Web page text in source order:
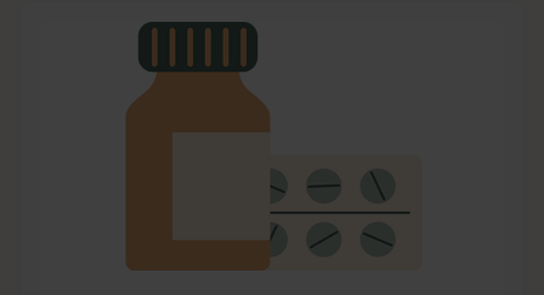
Lista: . Innehåller 1 objekt.